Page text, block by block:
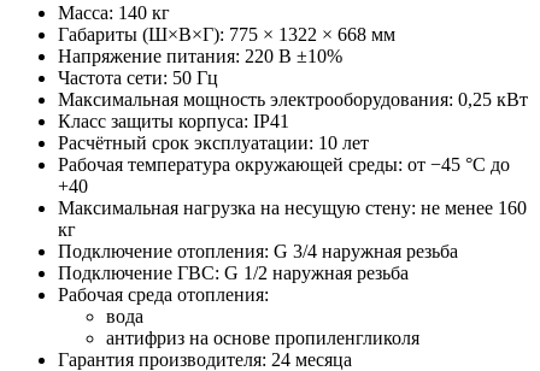
Масса: 140 кг
Габариты (Ш×В×Г): 775 × 1322 × 668 мм
Напряжение питания: 220 В ±10%
Частота сети: 50 Гц
Максимальная мощность электрооборудования: 0,25 кВт
Класс защиты корпуса: IP41
Расчётный срок эксплуатации: 10 лет
Рабочая температура окружающей среды: от −45 °С до
+40
Максимальная нагрузка на несущую стену: не менее 160
кг
Подключение отопления: G 3/4 наружная резьба
Подключение ГВС: G 1/2 наружная резьба
Рабочая среда отопления:
вода
антифриз на основе пропиленгликоля
Гарантия производителя: 24 месяца